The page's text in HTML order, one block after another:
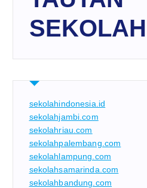
SEKOLAH
sekolahindonesia.id
sekolahjambi.com
sekolahriau.com
sekolahpalembang.com
sekolahlampung.com
sekolahsamarinda.com
sekolahbandung.com